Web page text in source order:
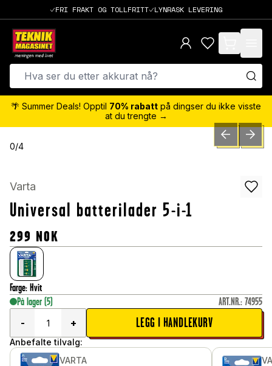
FRI FRAKT OG TOLLFRITT LYNRASK LEVERING
items in cart,
🌴 Summer Deals! Opptil 70% rabatt på dingser du ikke visste
at du trengte →
0/4 PREVIOUSNEXT
Varta
Universal batterilader 5-i-1
299 NOK
Farge: Hvit
På lager (5) ART.NR.: 74955
-
+ LEGG I HANDLEKURV
Anbefalte tilvalg:
VARTA